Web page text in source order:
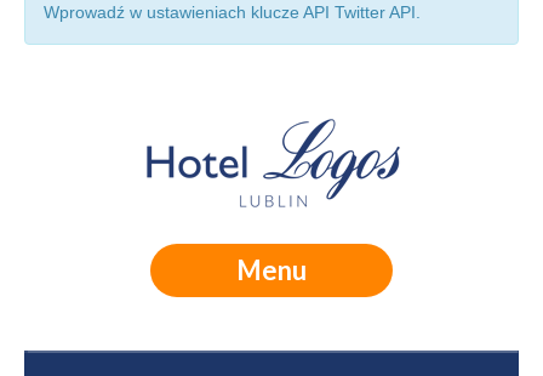
Wprowadź w ustawieniach klucze API Twitter API.